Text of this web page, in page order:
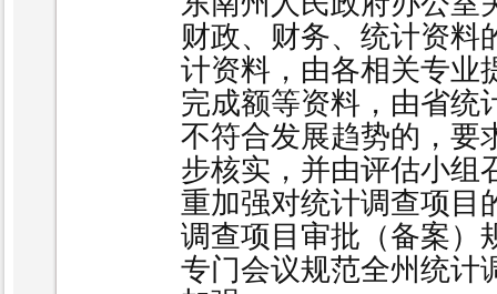
财政、财务、统计资料
计资料，由各相关专业
完成额等资料，由省统
不符合发展趋势的，要
步核实，并由评估小组
重加强对统计调查项目
调查项目审批（备案）
专门会议规范全州统计